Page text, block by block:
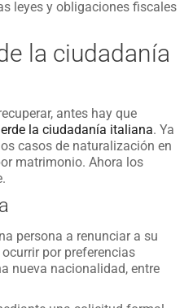
leyes y obligaciones fiscales
la ciudadanía
antes hay que
la ciudadanía italiana. Ya
casos de naturalización en
matrimonio. Ahora los
persona a renunciar a su
por preferencias
nueva nacionalidad, entre